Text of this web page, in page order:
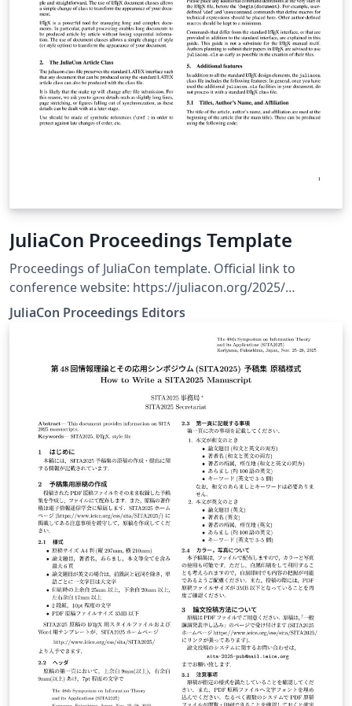
JuliaCon Proceedings Template
Proceedings of JuliaCon template. Official link to
conference website: https://juliacon.org/2025/
Submission guidelines: https://proceedings.juliacon.org
Additional link to template repository:
https://github.com/JuliaCon/JuliaConSubmission.jl/tree/
master/paper
JuliaCon Proceedings Editors